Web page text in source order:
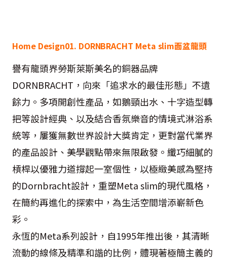
Home Design01. DORNBRACHT Meta slim面盆龍頭
譽有龍頭界勞斯萊斯美名的銅器品牌
DORNBRACHT，向來「追求水的最佳形態」不遺
餘力。多項開創性產品，如鵝頸出水、十字造型轉
把等設計經典、以及結合香氛樂音的情境式淋浴系
統等，屢獲無數世界設計大獎肯定，更對當代業界
的產品設計、美學觀點帶來無限啟發。纖巧細膩的
槓桿以優雅力道撐起一室個性，以極緻美感為堅持
的Dornbracht設計，重塑Meta slim的現代風格，
在簡約再進化的探索中，為生活空間增添嶄新色
彩。
永恆的Meta系列設計，自1995年推出後，其清晰
流動的線條及精準和諧的比例，體現著極簡主義的